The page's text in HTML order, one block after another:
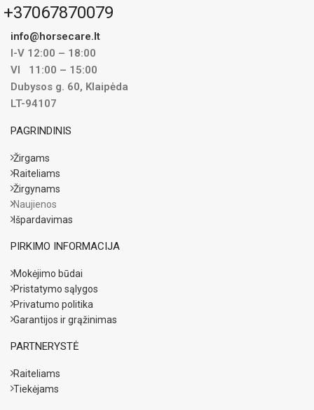
+37067870079
info@horsecare.lt
I-V 12:00 – 18:00
VI 11:00 – 15:00
Dubysos g. 60, Klaipėda
LT-94107
PAGRINDINIS
Žirgams
Raiteliams
Žirgynams
Naujienos
Išpardavimas
PIRKIMO INFORMACIJA
Mokėjimo būdai
Pristatymo sąlygos
Privatumo politika
Garantijos ir grąžinimas
PARTNERYSTĖ
Raiteliams
Tiekėjams